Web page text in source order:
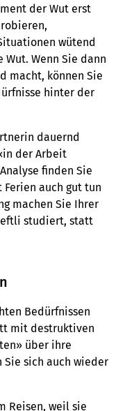
der Wut erst
wütend
Wenn Sie dann
macht, können Sie
hinter der
dauernd
der Arbeit
finden Sie
auch gut tun
machen Sie Ihrer
studiert, statt
Bedürfnissen
mit destruktiven
über ihre
Sie sich auch wieder
Reisen, weil sie